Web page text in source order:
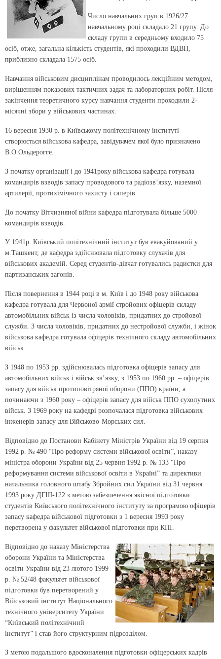
Число навчальних груп в 1926/27
навчальному році складало 21 групу. До
складу групи в середньому входило 75
осіб, отже, загальна кількість студентів, які проходили ВДВП,
приблизно складала 1575 осіб.
Навчання військовим дисциплінам проводилось лекційним методом,
вирішенням показових тактичних задач та лабораторних робіт. Після
закінчення теоретичного курсу навчання студенти проходили 2-
місячні збори у військових частинах.
16 вересня 1930 р. в Київському політехнічному інституті
створюється військова кафедра, завідувачем якої було призначено
В.О.Ольдерогге.
З початку організації і до 1941року військова кафедра готувала
командирів взводів запасу проводового та радіозв’язку, наземної
артилерії, протихімічного захисту і саперів.
До початку Вітчизняної війни кафедра підготувала більше 5000
командирів взводів.
У 1941р. Київський політехнічний інститут був евакуйований у
м.Ташкент, де кафедра здійснювала підготовку слухачів для
військових академій. Серед студентів-дівчат готувались радистки для
партизанських загонів.
Після повернення в 1944 році в м. Київ і до 1948 року військова
кафедра готувала для Червоної армії стройових офіцерів складу
автомобільних військ із числа чоловіків, придатних до стройової
служби. З числа чоловіків, придатних до нестройової служби, і жінок
військова кафедра готувала офіцерів технічного складу автомобільних
військ.
З 1948 по 1953 рр. здійснювалась підготовка офіцерів запасу для
автомобільних військ і військ зв’язку, з 1953 по 1960 рр. – офіцерів
запасу для військ протиповітряної оборони (ППО) країни, а
починаючи з 1960 року – офіцерів запасу для військ ППО сухопутних
військ. З 1969 року на кафедрі розпочалася підготовка військових
інженерів запасу для Військово-Морських сил.
Відповідно до Постанови Кабінету Міністрів України від 19 серпня
1992 р. № 490 “Про реформу системи військової освіти”, наказу
міністра оборони України від 25 червня 1992 р. № 133 “Про
реформування системи військової освіти в Україні” та директиви
начальника головного штабу Збройних сил України від 31 червня
1993 року ДГШ-122 з метою забезпечення якісної підготовки
студентів Київського політехнічного інституту за програмою офіцерів
запасу кафедра військової підготовки з 1 вересня 1993 року
перетворена у факультет військової підготовки при КПІ.
Відповідно до наказу Міністерства
оборони України та Міністерства
освіти України від 23 лютого 1999
р. № 52/48 факультет військової
підготовки був перетворений у
Військовий інститут Національного
технічного університету України
“Київський політехнічний
інститут” і став його структурним підрозділом.
З метою подальшого вдосконалення підготовки офіцерських кадрів